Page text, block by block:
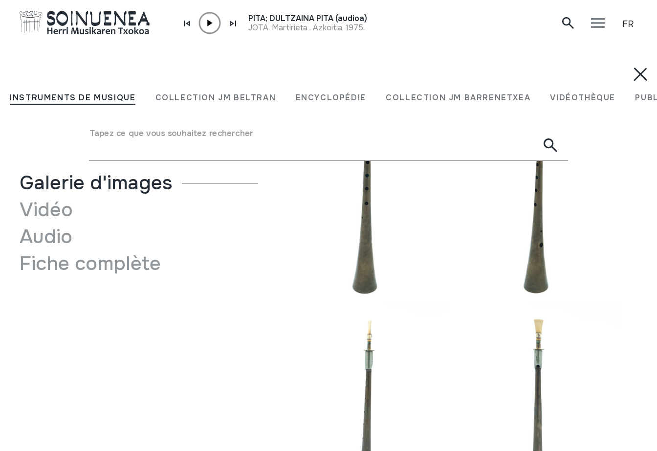
INSTRUMENTS DE MUSIQUE COLLECTION JM BELTRAN ENCYCLOPÉDIE COLLECTION JM BARRENETXEA VIDÉOTHÈQUE
Tapez ce que vous souhaitez rechercher
PITA; DULTZAINA PITA (audioa)
JOTA. Martirieta . Azkoitia, 1975.
FR
DULTZAINA; DULZAINA
Type d'instrument de musique
Galerie d'images
Vidéo
Audio
Fiche complète